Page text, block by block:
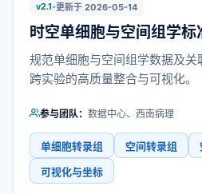
v2.1•更新于 2026-05-14
时空单细胞与空间组学标
规范单细胞与空间组学数据及关
跨实验的高质量整合与可视化。
参与团队： 数据中心、西南病理
单细胞转录组 空间转录组
可视化与坐标